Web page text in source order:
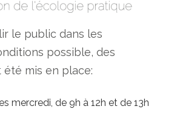
le public dans les
possible, des
mis en place:
mercredi, de 9h à 12h et de 13h